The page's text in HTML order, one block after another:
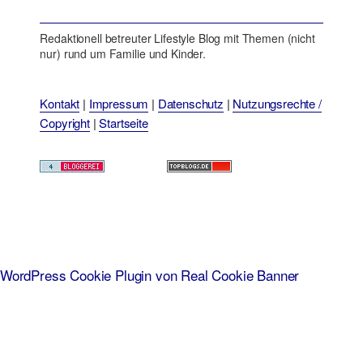
Redaktionell betreuter Lifestyle Blog mit Themen (nicht
nur) rund um Familie und Kinder.
Kontakt | Impressum | Datenschutz | Nutzungsrechte /
Copyright|Startseite
WordPress Cookie Plugin von Real Cookie Banner